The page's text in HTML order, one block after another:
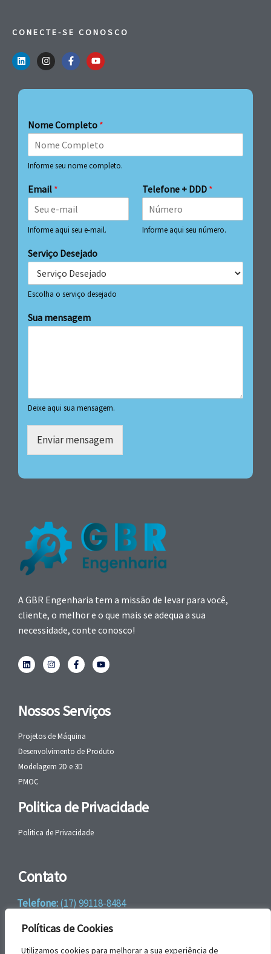
Políticas de Cookies
Utilizamos cookies para melhorar a sua experiência de
CONECTE-SE CONOSCO
Nome Completo *
Informe seu nome completo.
Email *
Informe aqui seu e-mail.
Telefone + DDD *
Informe aqui seu número.
Serviço Desejado
Escolha o serviço desejado
Sua mensagem
Deixe aqui sua mensagem.
Enviar mensagem
A GBR Engenharia tem a missão de levar para você,
cliente, o melhor e o que mais se adequa a sua
necessidade, conte conosco!
Nossos Serviços
Projetos de Máquina
Desenvolvimento de Produto
Modelagem 2D e 3D
PMOC
Politica de Privacidade
Politica de Privacidade
Contato
Telefone:(17) 99118-8484
WhatsApp:+55 (17) 99118-8484
email:faleconosco@gbrengenharia.com